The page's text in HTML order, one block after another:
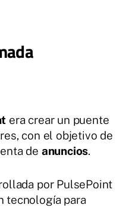
era crear un puente
con el objetivo de
de anuncios.
por PulsePoint
tecnología para